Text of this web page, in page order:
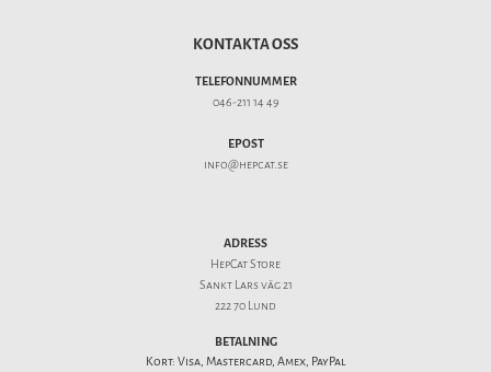
KONTAKTA OSS
TELEFONNUMMER
046-211 14 49
EPOST
info@hepcat.se
ADRESS
HepCat Store
Sankt Lars väg 21
222 70 Lund
BETALNING
Kort: Visa, Mastercard, Amex, PayPal